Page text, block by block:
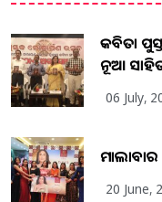
କବିତା
ନୂଆ
06 July,
ମାଲାବାର
20 June,